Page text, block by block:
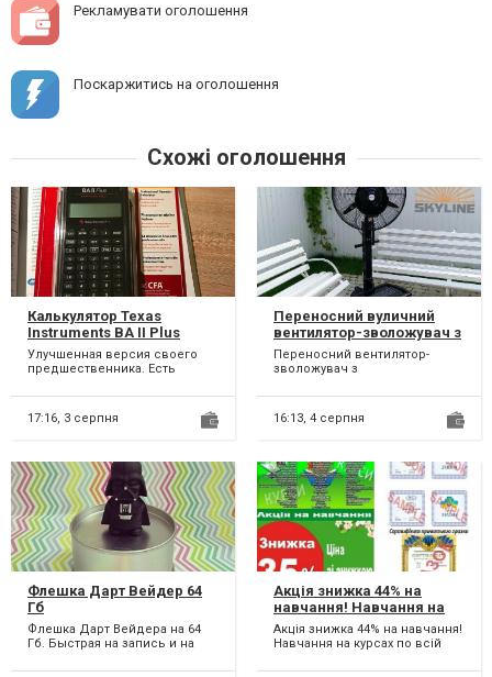
Рекламувати оголошення
Поскаржитись на оголошення
Схожі оголошення
Калькулятор Texas
Instruments BA II Plus
Professional
Улучшенная версия своего
предшественника. Есть
MIRR, MD, NFD, окупаемость и
д...
17:16, 3 серпня
Переносний вуличний
вентилятор-зволожувач з
туманоутворенням
Переносний вентилятор-
зволожувач з
ефективне рішення для
спеки. Знижує температур...
16:13, 4 серпня
Флешка Дарт Вейдер 64
Гб
Флешка Дарт Вейдера на 64
Гб. Быстрая на запись и на
чтение с флешки на тел...
Акція знижка 44% на
навчання! Навчання на
курсах по всій території
України!
Акція знижка 44% на навчання!
Навчання на курсах по всій
багаторівнев...